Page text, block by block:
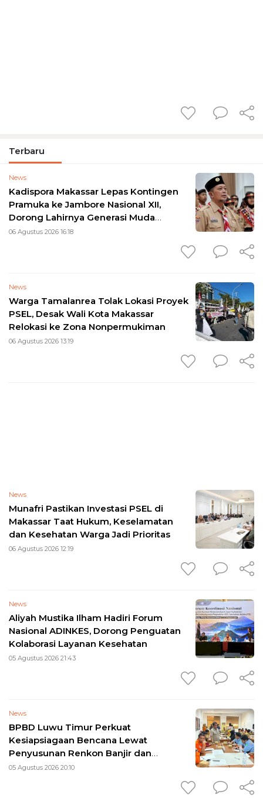
Terbaru
News
Kadispora Makassar Lepas Kontingen
Pramuka ke Jambore Nasional XII,
Dorong Lahirnya Generasi Muda
Berkarakter
06 Agustus 2026 16:18
News
Warga Tamalanrea Tolak Lokasi Proyek
PSEL, Desak Wali Kota Makassar
Relokasi ke Zona Nonpermukiman
06 Agustus 2026 13:19
News
Munafri Pastikan Investasi PSEL di
Makassar Taat Hukum, Keselamatan
dan Kesehatan Warga Jadi Prioritas
06 Agustus 2026 12:19
News
Aliyah Mustika Ilham Hadiri Forum
Nasional ADINKES, Dorong Penguatan
Kolaborasi Layanan Kesehatan
05 Agustus 2026 21:43
News
BPBD Luwu Timur Perkuat
Kesiapsiagaan Bencana Lewat
Penyusunan Renkon Banjir dan
Longsor 2026
05 Agustus 2026 20:10